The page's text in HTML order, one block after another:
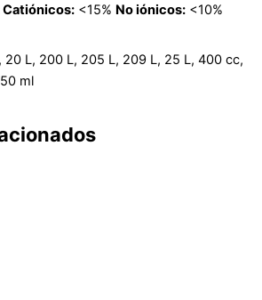
Catiónicos: <15% No iónicos: <10%
20 L, 200 L, 205 L, 209 L, 25 L, 400 cc,
ml